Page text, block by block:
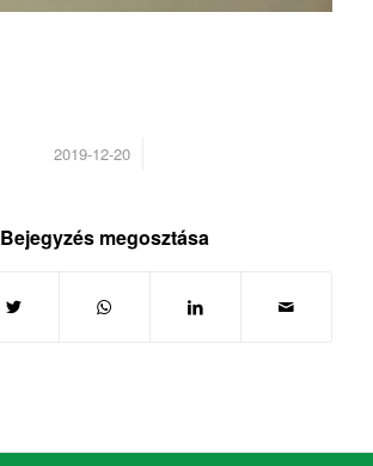
2019-12-20
/
Bejegyzés megosztása